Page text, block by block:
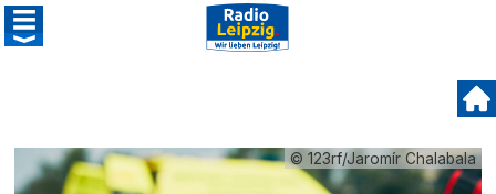
© 123rf/Jaromír Chalabala